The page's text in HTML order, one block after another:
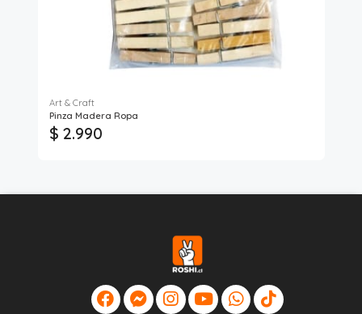
Art & Craft
Pinza Madera Ropa
$ 2.990